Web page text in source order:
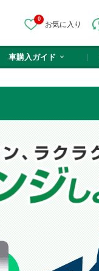
0
お気に入り
車購入ガイド